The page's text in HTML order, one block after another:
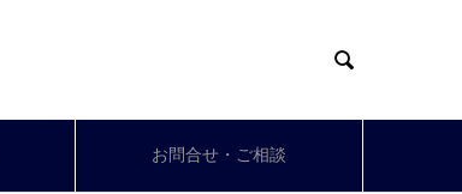

お問合せ・ご相談